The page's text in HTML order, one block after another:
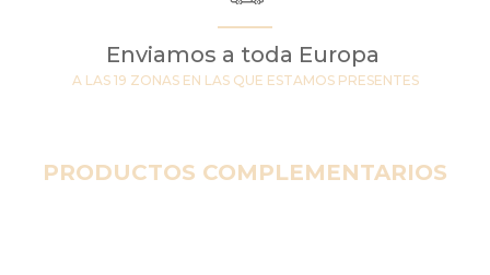
Enviamos a toda Europa
A LAS 19 ZONAS EN LAS QUE ESTAMOS PRESENTES
PRODUCTOS COMPLEMENTARIOS